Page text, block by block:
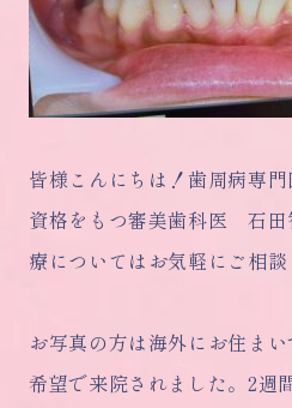
皆様こんにちは！歯周病専
資格をもつ審美歯科医 石田
療についてはお気軽にご相談
お写真の方は海外にお住ま
希望で来院されました。2週